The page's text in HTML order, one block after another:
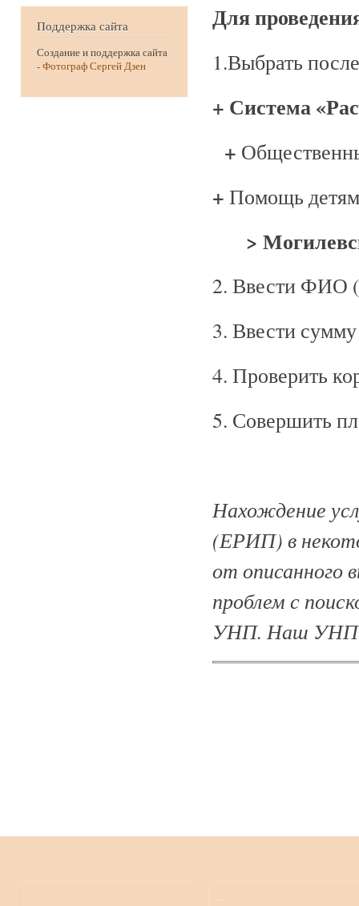
Поддержка сайта
Создание и поддержка сайта
-Фотограф Сергей Дзен
Для
1.Выбрать
+ Система
+
+ Помощь
>
2. Ввести ФИО
3. Ввести
4. Проверить
5. Совершить
Нахождение
(ЕРИП) в
от описанного
проблем с
УНП. Наш